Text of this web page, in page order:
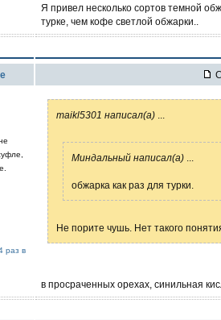
Я привел несколько сортов темной
турке, чем кофе светлой обжарки..
раз в
maikl5301 написал(а)
Миндальный написал(а)
обжарка как раз для турки.
Не порите чушь. Нет такого
в просраченных орехах, синильная